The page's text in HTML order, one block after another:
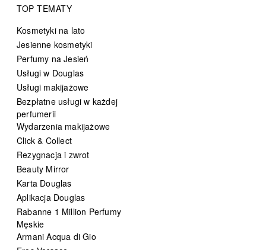
TOP TEMATY
Kosmetyki na lato
Jesienne kosmetyki
Perfumy na Jesień
Usługi w Douglas
Usługi makijażowe
Bezpłatne usługi w każdej
perfumerii
Wydarzenia makijażowe
Click & Collect
Rezygnacja i zwrot
Beauty Mirror
Karta Douglas
Aplikacja Douglas
Rabanne 1 Million Perfumy
Męskie
Armani Acqua di Gio